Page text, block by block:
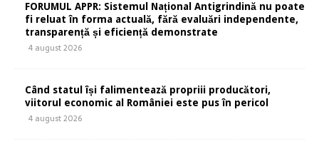
FORUMUL APPR: Sistemul Național Antigrindină nu poate
fi reluat în forma actuală, fără evaluări independente,
transparență și eficiență demonstrate
4 august 2026
Când statul își falimentează propriii producători,
viitorul economic al României este pus în pericol
4 august 2026